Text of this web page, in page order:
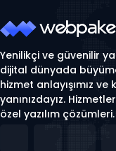
Yenilikçi ve güvenilir
dijital dünyada
hizmet anlayışımız
yanınızdayız.
özel yazılım çözümleri.